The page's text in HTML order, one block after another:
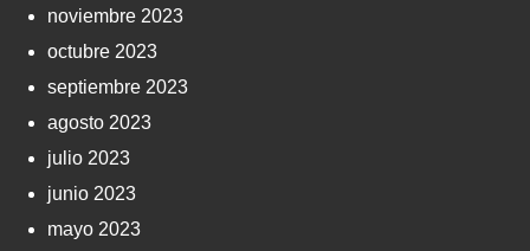
noviembre 2023
octubre 2023
septiembre 2023
agosto 2023
julio 2023
junio 2023
mayo 2023